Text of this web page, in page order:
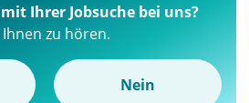
Ihrer Jobsuche bei uns?
zu hören.
Nein